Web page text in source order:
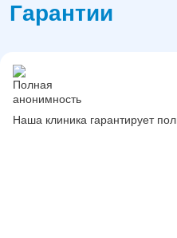
Гарантии
Наша клиника гарантирует